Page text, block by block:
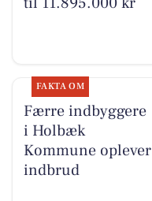
FAKTA OM
Færre indbyggere
i Holbæk
Kommune oplever
indbrud